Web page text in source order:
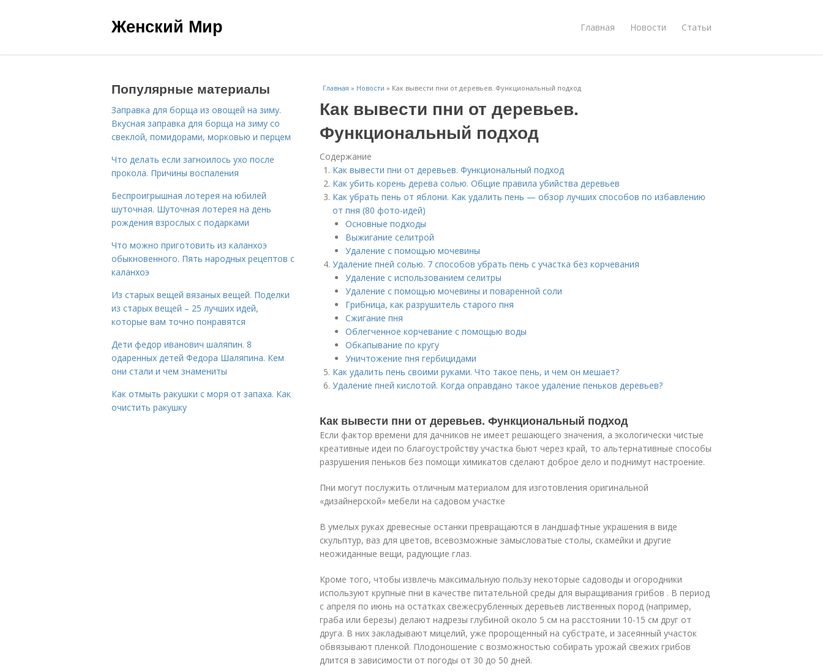
Женский Мир Главная Новости Статьи
Главная » Новости » Как вывести пни от деревьев. Функциональный подход
Как вывести пни от деревьев.
Функциональный подход
Содержание
Как вывести пни от деревьев. Функциональный подход
Как убить корень дерева солью. Общие правила убийства деревьев
Как убрать пень от яблони. Как удалить пень — обзор лучших способов по избавлению
от пня (80 фото-идей)
Основные подходы
Выжигание селитрой
Удаление с помощью мочевины
Удаление пней солью. 7 способов убрать пень с участка без корчевания
Удаление с использованием селитры
Удаление с помощью мочевины и поваренной соли
Грибница, как разрушитель старого пня
Сжигание пня
Облегченное корчевание с помощью воды
Обкапывание по кругу
Уничтожение пня гербицидами
Как удалить пень своими руками. Что такое пень, и чем он мешает?
Удаление пней кислотой. Когда оправдано такое удаление пеньков деревьев?
Как вывести пни от деревьев. Функциональный подход
Если фактор времени для дачников не имеет решающего значения, а экологически чистые
креативные идеи по благоустройству участка бьют через край, то альтернативные способы
разрушения пеньков без помощи химикатов сделают доброе дело и поднимут настроение.
Пни могут послужить отличным материалом для изготовления оригинальной
«дизайнерской» мебели на садовом участке
В умелых руках древесные останки превращаются в ландшафтные украшения в виде
скульптур, ваз для цветов, всевозможные замысловатые столы, скамейки и другие
неожиданные вещи, радующие глаз.
Кроме того, чтобы извлечь максимальную пользу некоторые садоводы и огородники
используют крупные пни в качестве питательной среды для выращивания грибов . В период
с апреля по июнь на остатках свежесрубленных деревьев лиственных пород (например,
граба или березы) делают надрезы глубиной около 5 см на расстоянии 10-15 см друг от
друга. В них закладывают мицелий, уже пророщенный на субстрате, и засеянный участок
обвязывают пленкой. Плодоношение с возможностью собирать урожай свежих грибов
длится в зависимости от погоды от 30 до 50 дней.
Популярные материалы
Заправка для борща из овощей на зиму.
Вкусная заправка для борща на зиму со
свеклой, помидорами, морковью и перцем
Что делать если загноилось ухо после
прокола. Причины воспаления
Беспроигрышная лотерея на юбилей
шуточная. Шуточная лотерея на день
рождения взрослых с подарками
Что можно приготовить из каланхоэ
обыкновенного. Пять народных рецептов с
каланхоэ
Из старых вещей вязаных вещей. Поделки
из старых вещей – 25 лучших идей,
которые вам точно понравятся
Дети федор иванович шаляпин. 8
одаренных детей Федора Шаляпина. Кем
они стали и чем знамениты
Как отмыть ракушки с моря от запаха. Как
очистить ракушку